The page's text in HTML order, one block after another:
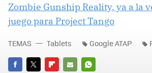
Zombie Gunship Reality, ya a la
juego para Project Tango
TEMAS Tablets Google ATAP